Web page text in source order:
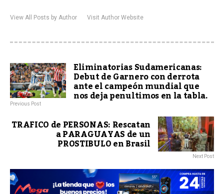
View All Posts by Author Visit Author Website
Eliminatorias Sudamericanas:
Debut de Garnero con derrota
ante el campeón mundial que
nos deja penultimos en la tabla.
Previous Post
TRAFICO de PERSONAS: Rescatan
a PARAGUAYAS de un
PROSTIBULO en Brasil
Next Post